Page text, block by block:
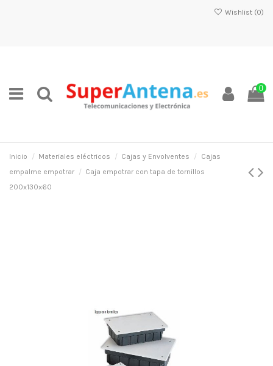
Wishlist (0)
0
Inicio Materiales eléctricos Cajas y Envolventes
Cajas
empalme empotrar
Caja empotrar con tapa de tornillos
200x130x60